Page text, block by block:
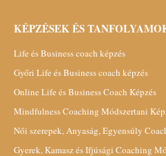
KÉPZÉSEK ÉS
Life és Business coach képzés
Győri Life és Business coach képzés
Online Life és Business Coach Képzés
Mindfulness Coaching Módszertani
Női szerepek, Anyaság, Egyensúly
Gyerek, Kamasz és Ifjúsági Coaching